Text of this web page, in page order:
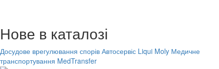
Нове в каталозі
Досудове врегулювання спорів Автосервіс Liqui Moly Медичне
транспортування MedTransfer